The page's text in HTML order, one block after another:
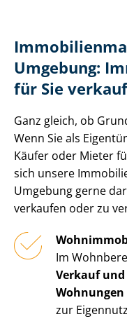
Umgebung:
für Sie
Ganz gleich, ob
Wenn Sie als
Käufer oder Mieter
sich unsere
Umgebung gerne
verkaufen oder zu
Im
Verkauf
zur